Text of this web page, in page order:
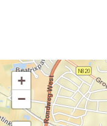
p
l
e
k
W
e
r
p
l
e
p
e
r
p
l
+
−